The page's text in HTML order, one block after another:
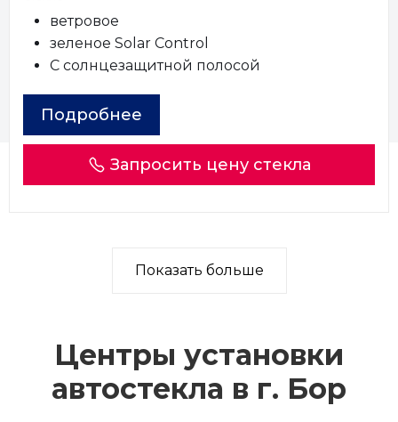
ветровое
зеленое Solar Control
С солнцезащитной полосой
Подробнее
Запросить цену стекла
Показать больше
Центры установки
автостекла в г. Бор